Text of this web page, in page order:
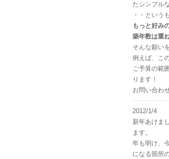
たシンプル
・・という
もっと好み
築年数は重
そんな願い
例えば、こ
ご予算の範
ります！
お問い合わ
2012/1/4
新年あけま
ます。
年も明け、
になる箇所